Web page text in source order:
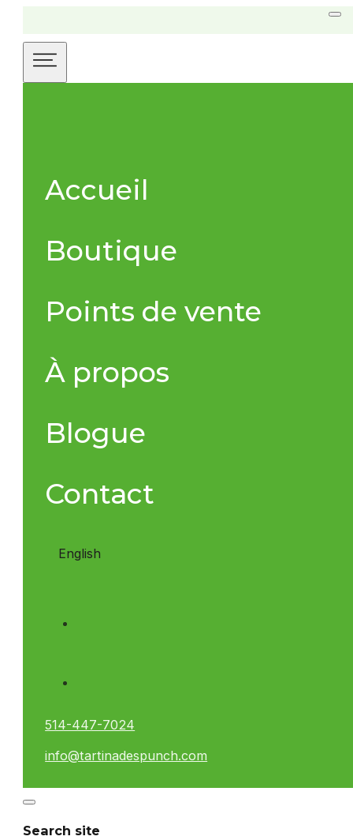
Accueil
Boutique
Points de vente
À propos
Blogue
Contact
English
514-447-7024
info@tartinadespunch.com
Search site